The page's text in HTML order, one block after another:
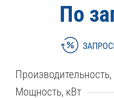
По
Мощность, кВт